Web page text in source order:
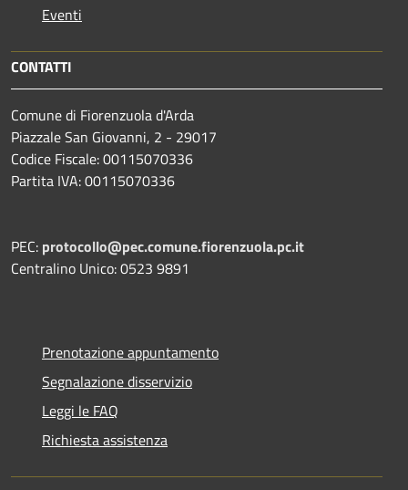
Eventi
CONTATTI
Comune di Fiorenzuola d'Arda
Piazzale San Giovanni, 2 - 29017
Codice Fiscale: 00115070336
Partita IVA: 00115070336
PEC: protocollo@pec.comune.fiorenzuola.pc.it
Centralino Unico: 0523 9891
Prenotazione appuntamento
Segnalazione disservizio
Leggi le FAQ
Richiesta assistenza